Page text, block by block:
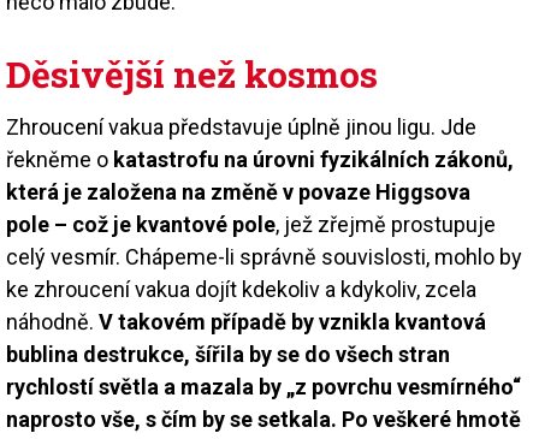
Děsivější než kosmos
Zhroucení vakua představuje úplně jinou ligu. Jde
řekněme o katastrofu na úrovni fyzikálních zákonů,
která je založena na změně v povaze Higgsova
pole – což je kvantové pole, jež zřejmě prostupuje
celý vesmír. Chápeme-li správně souvislosti, mohlo by
ke zhroucení vakua dojít kdekoliv a kdykoliv, zcela
náhodně. V takovém případě by vznikla kvantová
bublina destrukce, šířila by se do všech stran
rychlostí světla a mazala by „z povrchu vesmírného“
naprosto vše, s čím by se setkala. Po veškeré hmotě